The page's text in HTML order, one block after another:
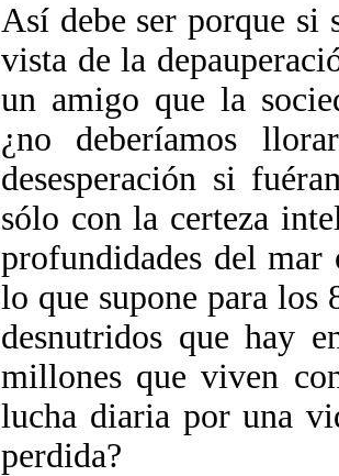
Así debe ser porque si
vista de la
un amigo que la
¿no deberíamos
desesperación si
sólo con la certeza
profundidades del
lo que supone para los
desnutridos que hay
millones que viven
lucha diaria por una
perdida?